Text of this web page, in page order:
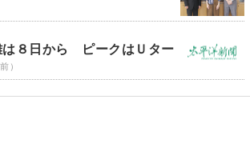
８日から ピークはＵター
）